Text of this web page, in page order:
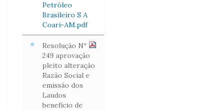
Petróleo
Brasileiro S A
Coari-AM.pdf
Resolução Nº
249 aprovação
pleito alteração
Razão Social e
emissão dos
Laudos
benefício de